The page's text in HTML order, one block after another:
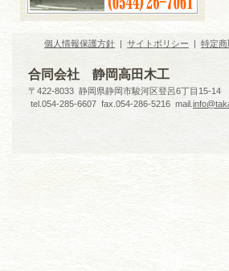
個人情報保護方針 | サイトポリシー | 特定
合同会社 静岡高田木工
〒422-8033 静岡県静岡市駿河区登呂6丁目15-14
tel.054-285-6607 fax.054-286-5216 mail.